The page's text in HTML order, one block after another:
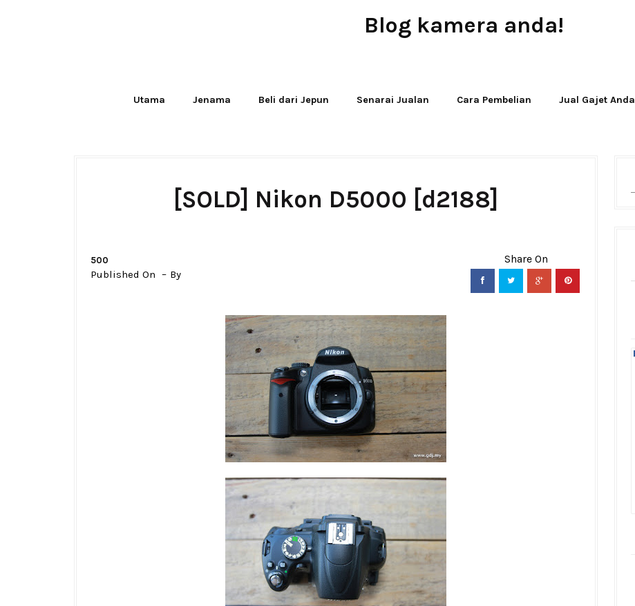
Blog kamera anda!
Utama Jenama Beli dari Jepun Senarai Jualan Cara Pembelian Jual Gajet Anda
[SOLD] Nikon D5000 [d2188]
500
Published On By